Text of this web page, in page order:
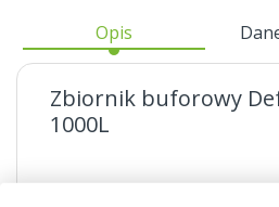
Opis
Zbiornik buforowy
1000L